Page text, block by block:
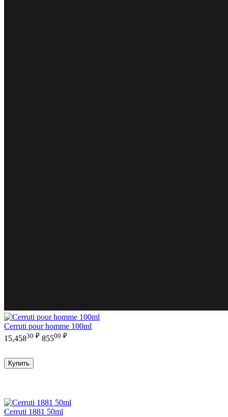
Cerruti pour homme 100ml
15,45830 ₽ 85500 ₽
Купить
Cerruti 1881 50ml